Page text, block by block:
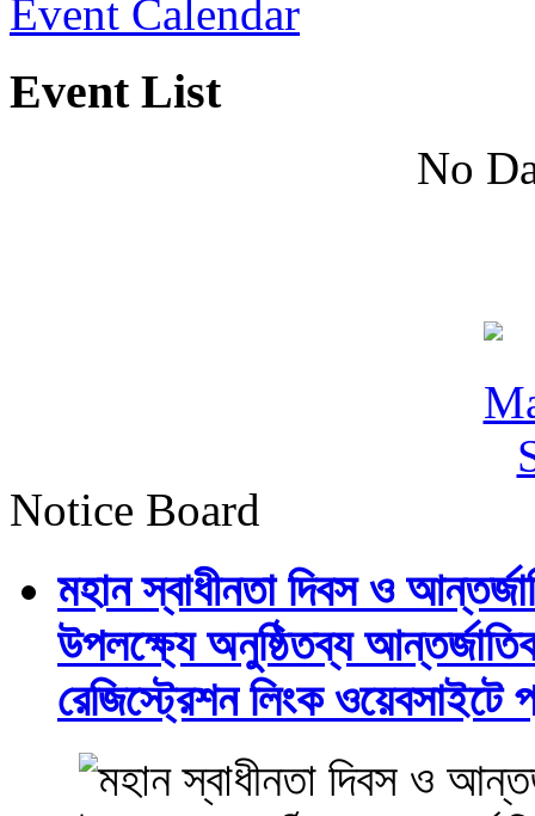
Event Calendar
Event List
No
Notice Board
মহান স্বাধীনতা দিবস ও
উপলক্ষ্যে অনুষ্ঠিতব্য
রেজিস্ট্রেশন লিংক ওয়েবসাইটে